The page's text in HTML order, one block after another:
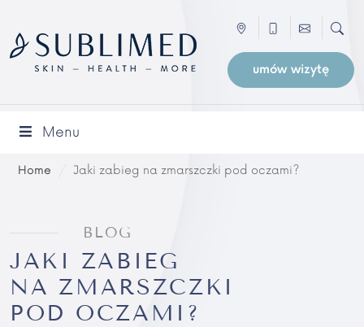
umów wizytę
Menu
Home Jaki zabieg na zmarszczki pod oczami?
BLOG
JAKI ZABIEG
NA ZMARSZCZKI
POD OCZAMI?